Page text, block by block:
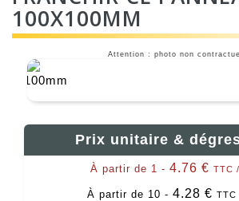
100X100MM
Attention : photo non
Prix unitaire &
À partir de 1 - 4.76 € TTC
À partir de 10 - 4.28 € TTC